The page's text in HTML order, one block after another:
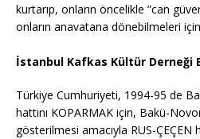
kurtarıp, onların öncelikle ”can
onların anavatana dönebilmeleri
İstanbul Kafkas Kültür Derneği
Türkiye Cumhuriyeti, 1994-95 de
hattını KOPARMAK için, Bakü-
gösterilmesi amacıyla RUS-ÇEÇEN